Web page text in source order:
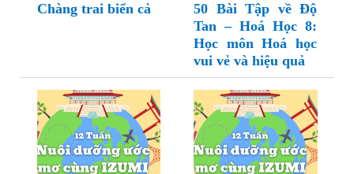
Chàng trai biển cả
50 Bài Tập về Độ
Tan – Hoá Học 8:
Học môn Hoá học
vui vẻ và hiệu quả